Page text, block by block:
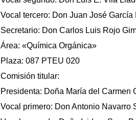
Vocal tercero: Don Juan José
Secretario: Don Carlos Luis Rojo
Área: «Química Orgánica»
Plaza: 087 PTEU 020
Comisión titular:
Presidenta: Doña María del Carmen
Vocal primero: Don Antonio